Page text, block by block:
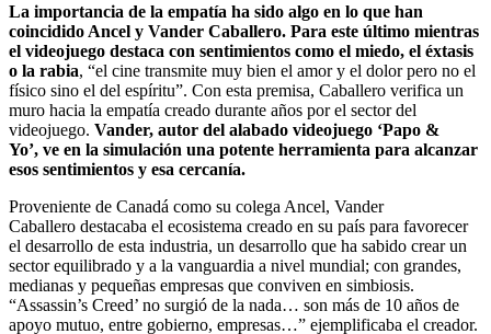
La importancia de la empatía ha sido algo en lo que han
coincidido Ancel y Vander Caballero. Para este último mientras
el videojuego destaca con sentimientos como el miedo, el éxtasis
o la rabia, “el cine transmite muy bien el amor y el dolor pero no el
físico sino el del espíritu”. Con esta premisa, Caballero verifica un
muro hacia la empatía creado durante años por el sector del
videojuego. Vander, autor del alabado videojuego ‘Papo &
Yo’, ve en la simulación una potente herramienta para alcanzar
esos sentimientos y esa cercanía.
Proveniente de Canadá como su colega Ancel, Vander
Caballero destacaba el ecosistema creado en su país para favorecer
el desarrollo de esta industria, un desarrollo que ha sabido crear un
sector equilibrado y a la vanguardia a nivel mundial; con grandes,
medianas y pequeñas empresas que conviven en simbiosis.
“Assassin’s Creed’ no surgió de la nada… son más de 10 años de
apoyo mutuo, entre gobierno, empresas…” ejemplificaba el creador.